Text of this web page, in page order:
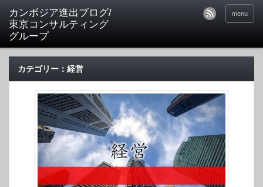
カンボジア進出ブログ/
東京コンサルティング
グループ
menu
カテゴリー：経営